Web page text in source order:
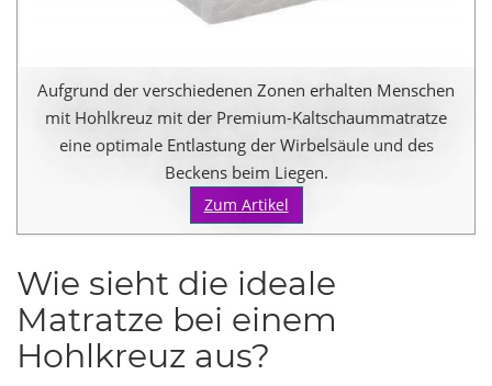
Aufgrund der verschiedenen Zonen erhalten Menschen
mit Hohlkreuz mit der Premium-Kaltschaummatratze
eine optimale Entlastung der Wirbelsäule und des
Beckens beim Liegen.
Zum Artikel
Wie sieht die ideale
Matratze bei einem
Hohlkreuz aus?